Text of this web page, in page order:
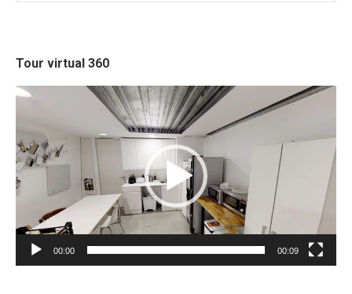
Tour virtual 360
Reproductor
00:00 00:09